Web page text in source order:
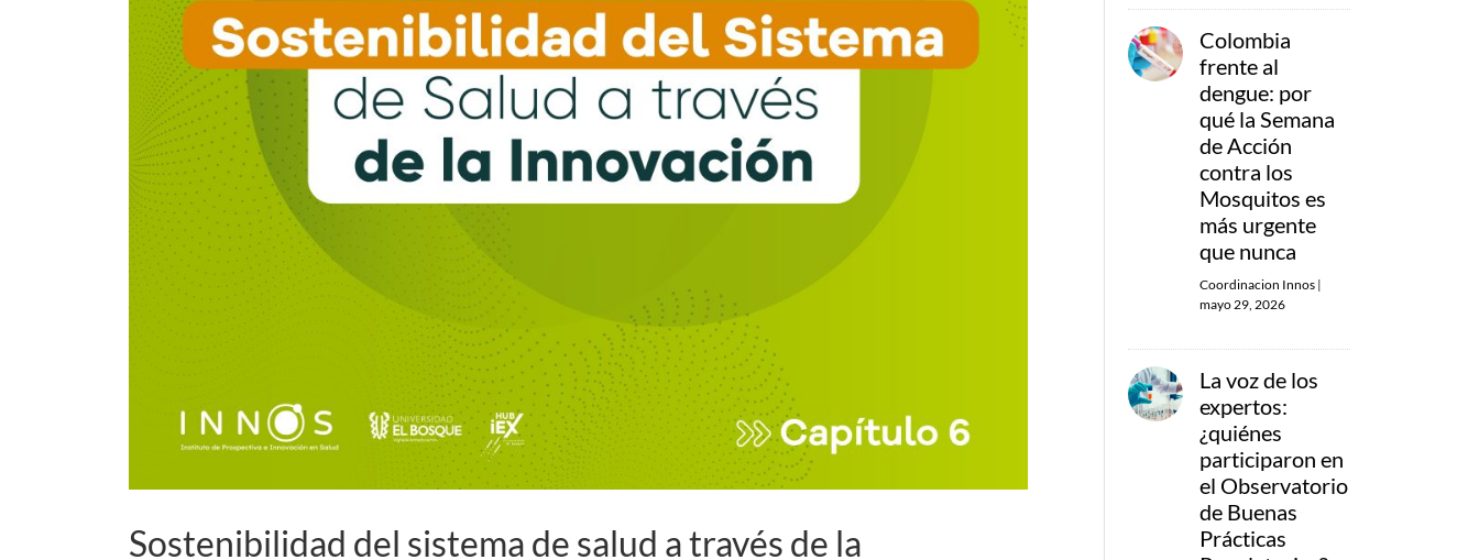
Sostenibilidad del sistema de salud a través de la
Colombia
frente al
dengue: por
qué la Semana
de Acción
contra los
Mosquitos es
más urgente
que nunca
Coordinacion Innos |
mayo 29, 2026
La voz de los
expertos:
¿quiénes
participaron en
el Observatorio
de Buenas
Prácticas